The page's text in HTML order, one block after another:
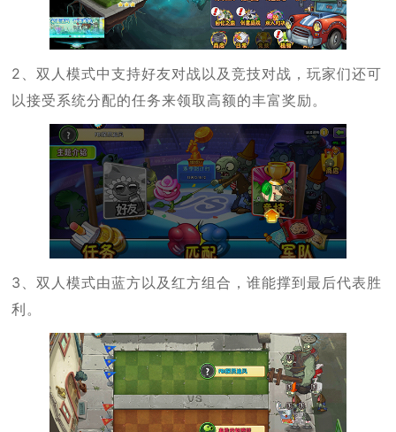
2、双人模式中支持好友对战以及竞技对战，玩家们还可
以接受系统分配的任务来领取高额的丰富奖励。
3、双人模式由蓝方以及红方组合，谁能撑到最后代表胜
利。